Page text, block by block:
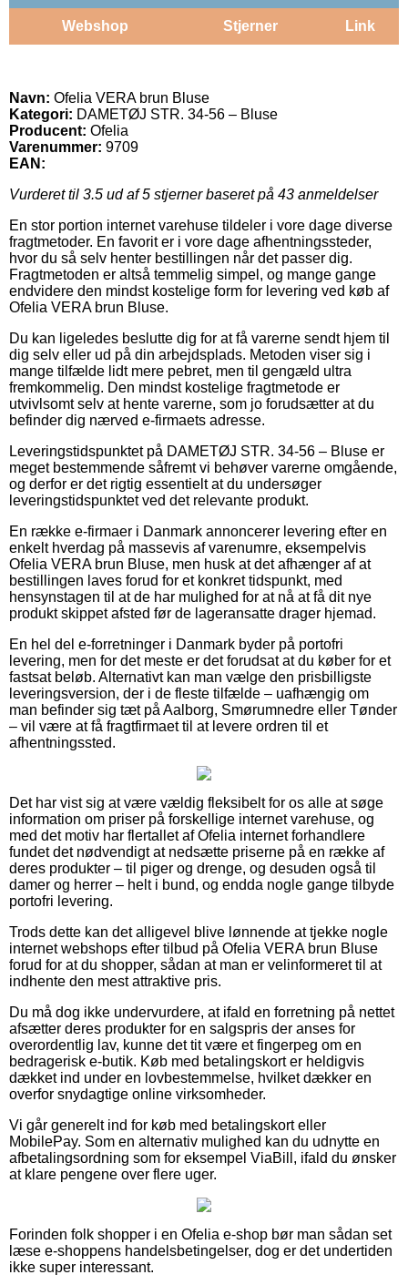
Webshop Stjerner Link
Navn: Ofelia VERA brun Bluse
Kategori: DAMETØJ STR. 34-56 – Bluse
Producent: Ofelia
Varenummer: 9709
EAN:
Vurderet til 3.5 ud af 5 stjerner baseret på 43 anmeldelser
En stor portion internet varehuse tildeler i vore dage diverse
fragtmetoder. En favorit er i vore dage afhentningssteder,
hvor du så selv henter bestillingen når det passer dig.
Fragtmetoden er altså temmelig simpel, og mange gange
endvidere den mindst kostelige form for levering ved køb af
Ofelia VERA brun Bluse.
Du kan ligeledes beslutte dig for at få varerne sendt hjem til
dig selv eller ud på din arbejdsplads. Metoden viser sig i
mange tilfælde lidt mere pebret, men til gengæld ultra
fremkommelig. Den mindst kostelige fragtmetode er
utvivlsomt selv at hente varerne, som jo forudsætter at du
befinder dig nærved e-firmaets adresse.
Leveringstidspunktet på DAMETØJ STR. 34-56 – Bluse er
meget bestemmende såfremt vi behøver varerne omgående,
og derfor er det rigtig essentielt at du undersøger
leveringstidspunktet ved det relevante produkt.
En række e-firmaer i Danmark annoncerer levering efter en
enkelt hverdag på massevis af varenumre, eksempelvis
Ofelia VERA brun Bluse, men husk at det afhænger af at
bestillingen laves forud for et konkret tidspunkt, med
hensynstagen til at de har mulighed for at nå at få dit nye
produkt skippet afsted før de lageransatte drager hjemad.
En hel del e-forretninger i Danmark byder på portofri
levering, men for det meste er det forudsat at du køber for et
fastsat beløb. Alternativt kan man vælge den prisbilligste
leveringsversion, der i de fleste tilfælde – uafhængig om
man befinder sig tæt på Aalborg, Smørumnedre eller Tønder
– vil være at få fragtfirmaet til at levere ordren til et
afhentningssted.
Det har vist sig at være vældig fleksibelt for os alle at søge
information om priser på forskellige internet varehuse, og
med det motiv har flertallet af Ofelia internet forhandlere
fundet det nødvendigt at nedsætte priserne på en række af
deres produkter – til piger og drenge, og desuden også til
damer og herrer – helt i bund, og endda nogle gange tilbyde
portofri levering.
Trods dette kan det alligevel blive lønnende at tjekke nogle
internet webshops efter tilbud på Ofelia VERA brun Bluse
forud for at du shopper, sådan at man er velinformeret til at
indhente den mest attraktive pris.
Du må dog ikke undervurdere, at ifald en forretning på nettet
afsætter deres produkter for en salgspris der anses for
overordentlig lav, kunne det tit være et fingerpeg om en
bedragerisk e-butik. Køb med betalingskort er heldigvis
dækket ind under en lovbestemmelse, hvilket dækker en
overfor snydagtige online virksomheder.
Vi går generelt ind for køb med betalingskort eller
MobilePay. Som en alternativ mulighed kan du udnytte en
afbetalingsordning som for eksempel ViaBill, ifald du ønsker
at klare pengene over flere uger.
Forinden folk shopper i en Ofelia e-shop bør man sådan set
læse e-shoppens handelsbetingelser, dog er det undertiden
ikke super interessant.